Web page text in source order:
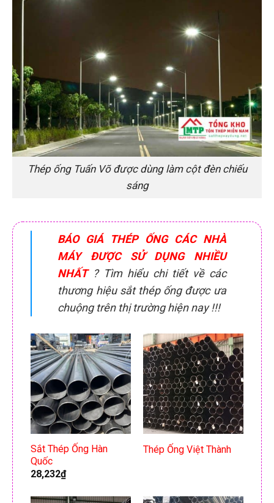
Thép ống Tuấn Võ được dùng làm cột đèn chiếu
sáng
BÁO GIÁ THÉP ỐNG CÁC NHÀ
MÁY ĐƯỢC SỬ DỤNG NHIỀU
NHẤT? Tìm hiểu chi tiết về các
thương hiệu sắt thép ống được ưa
chuộng trên thị trường hiện nay !!!
Sắt Thép Ống Hàn
Quốc
28,232₫
Thép Ống Việt Thành